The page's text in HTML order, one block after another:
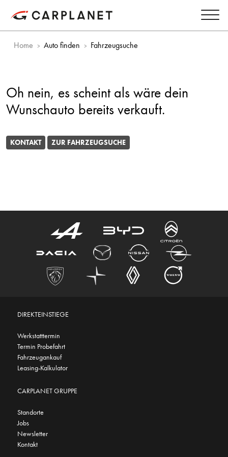
Home Auto finden Fahrzeugsuche
Oh nein, es scheint als wäre dein
Wunschauto bereits verkauft.
KONTAKT ZUR FAHRZEUGSUCHE
DIREKTEINSTIEGE
Werkstatttermin
Termin Probefahrt
Fahrzeugankauf
Leasing-Kalkulator
CARPLANET GRUPPE
Standorte
Jobs
Newsletter
Kontakt